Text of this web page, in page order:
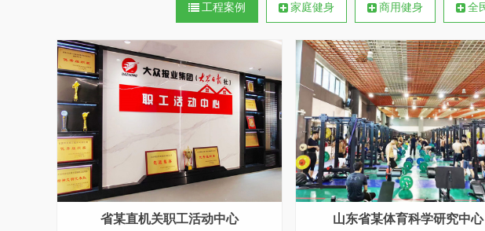
工程案例 家庭健身 商用健身 全
省某直机关职工活动中心 山东省某体育科学研究中心